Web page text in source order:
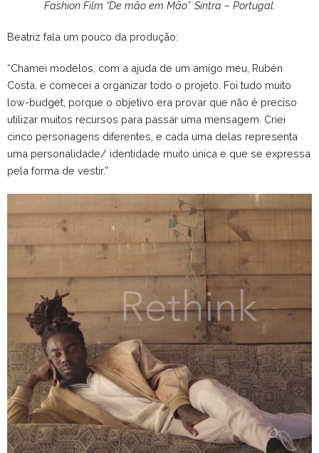
Fashion Film “De mão em Mão”. Sintra – Portugal.
Beatriz fala um pouco da produção:
“Chamei modelos, com a ajuda de um amigo meu, Rubén
Costa, e comecei a organizar todo o projeto. Foi tudo muito
low-budget, porque o objetivo era provar que não é preciso
utilizar muitos recursos para passar uma mensagem. Criei
cinco personagens diferentes, e cada uma delas representa
uma personalidade/ identidade muito única e que se expressa
pela forma de vestir.”